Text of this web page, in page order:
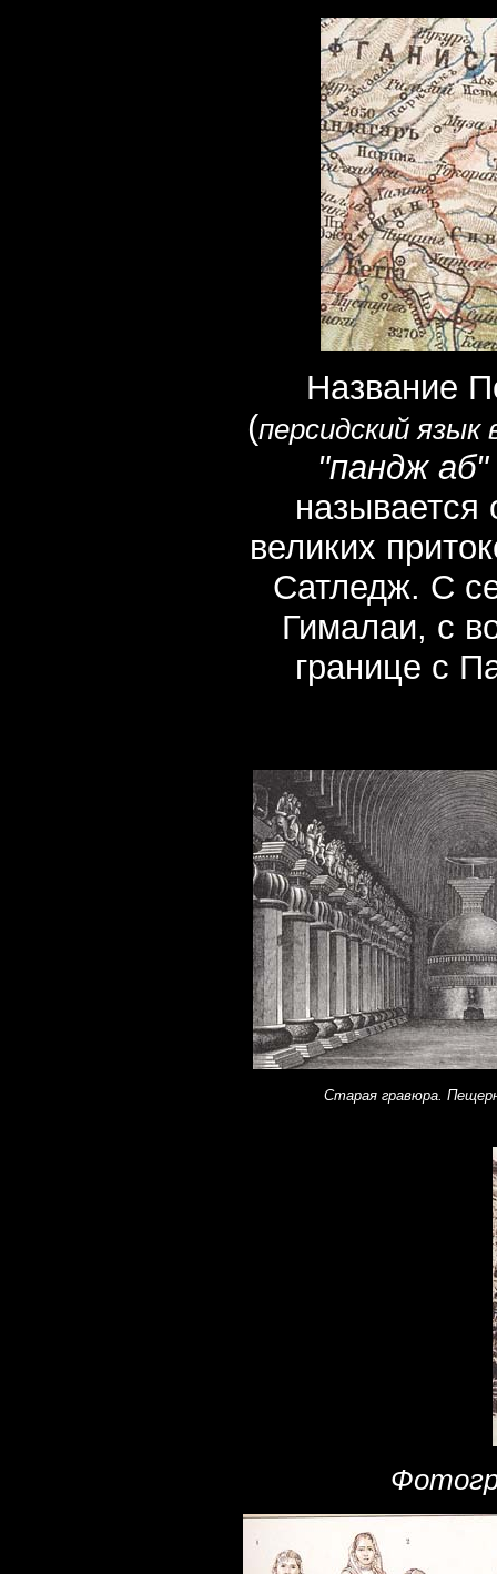
Название
(персидский
"пандж
называется
великих
Сатледж. С
Гималаи, с
границе с
Старая гравюра.